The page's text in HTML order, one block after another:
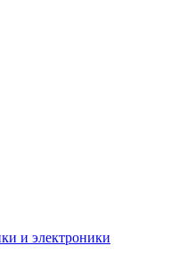
и электроники